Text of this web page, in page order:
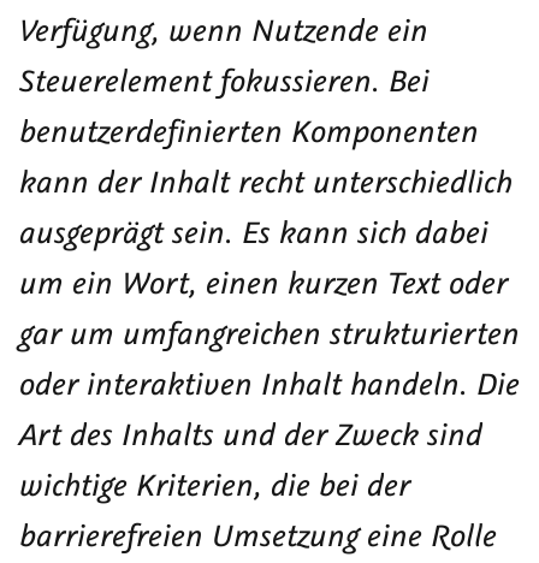
Verfügung, wenn Nutzende ein
Steuerelement fokussieren. Bei
benutzerdefinierten Komponenten
kann der Inhalt recht unterschiedlich
ausgeprägt sein. Es kann sich dabei
um ein Wort, einen kurzen Text oder
gar um umfangreichen strukturierten
oder interaktiven Inhalt handeln. Die
Art des Inhalts und der Zweck sind
wichtige Kriterien, die bei der
barrierefreien Umsetzung eine Rolle